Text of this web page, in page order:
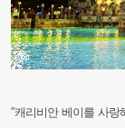
″캐리비안 베이를 사